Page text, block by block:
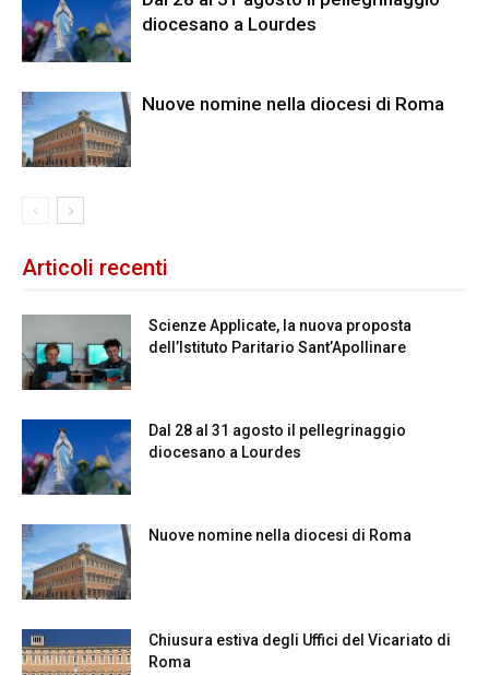
diocesano a Lourdes
Nuove nomine nella diocesi di Roma
Articoli recenti
Scienze Applicate, la nuova proposta
dell’Istituto Paritario Sant’Apollinare
Dal 28 al 31 agosto il pellegrinaggio
diocesano a Lourdes
Nuove nomine nella diocesi di Roma
Chiusura estiva degli Uffici del Vicariato di
Roma